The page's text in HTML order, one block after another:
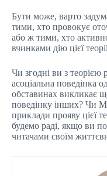
Бути може, варто
тими, хто провокує
або ж тими, хто
вчинками дію цієї
Чи згодні ви з теорією
асоціальна поведінка
обставинах викликає
поведінку інших? Чи
приклади прояву цієї
будемо раді, якщо ви
читачами своїм